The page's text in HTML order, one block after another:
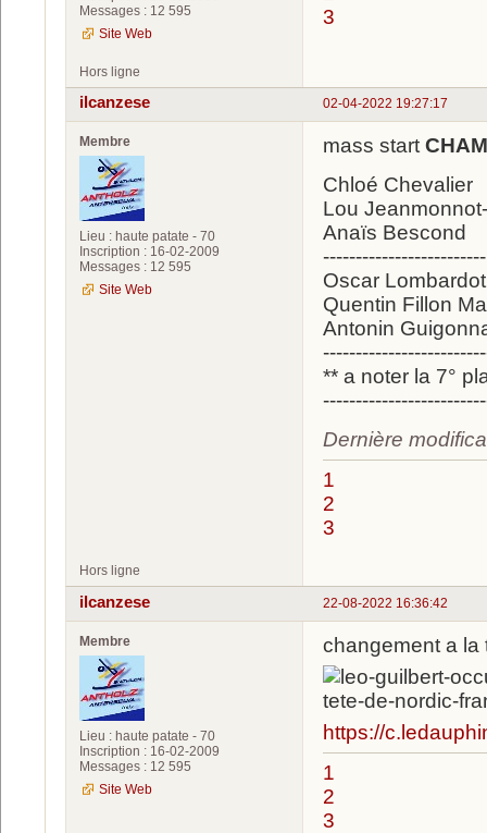
Messages : 12 595
Site Web
3
Hors ligne
02-04-2022 19:27:17
ilcanzese
Membre
Lieu : haute patate - 70
Inscription : 16-02-2009
Messages : 12 595
Site Web
mass start
Chloé Chevalier
Lou
Anaïs Bescond
-------------------------
Oscar Lombardot
Quentin Fillon
Antonin
** a noter la 7°
Dernière
1
2
3
Hors ligne
22-08-2022 16:36:42
ilcanzese
Membre
Lieu : haute patate - 70
Inscription : 16-02-2009
Messages : 12 595
Site Web
changement a la
https://
1
2
3